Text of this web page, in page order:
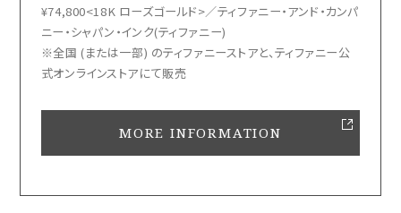
¥74,800<18K ローズゴールド>／ティファニー・アンド・カンパ
ニー・シャパン・インク(ティファニー)
※全国 (または一部) のティファニーストアと、ティファニー公
式オンラインストアにて販売
MORE INFORMATION